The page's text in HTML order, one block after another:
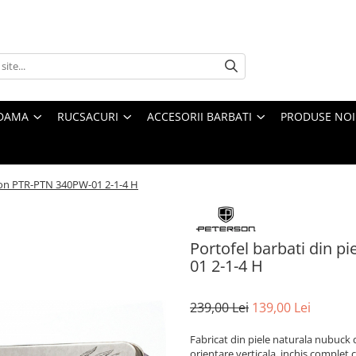
RUCSACURI ACCESORII BARBATI PRODUSE NOI
PTN 340PW-01 2-1-4 H
Portofel barbati din
01 2-1-4 H
239,00 Lei 139,00 Lei
Fabricat din piele naturala nubuck